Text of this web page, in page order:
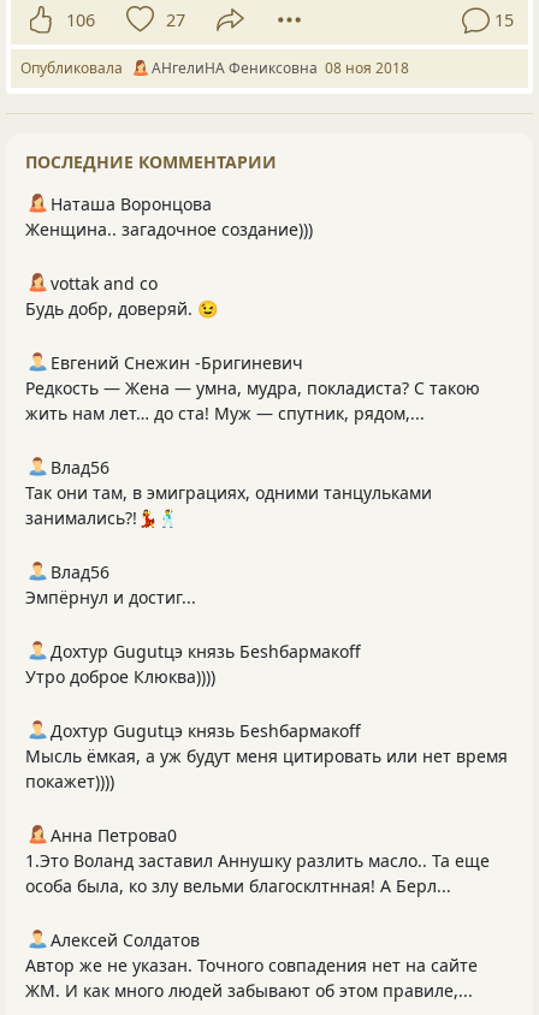
106 27 15
Опубликовала АНгелиНА Фениксовна 08 ноя 2018
ПОСЛЕДНИЕ КОММЕНТАРИИ
Наташа Воронцова
Женщина.. загадочное создание)))
vottak and co
Будь добр, доверяй. 😉
Евгений Снежин -Бригиневич
Редкость — Жена — умна, мудра, покладиста? С такою
жить нам лет… до ста! Муж — спутник, рядом,...
Влад56
Так они там, в эмиграциях, одними танцульками
занимались?!💃🕺
Влад56
Эмпёрнул и достиг...
Дохтур Gugutцэ князь Беshбармакоff
Утро доброе Клюква))))
Дохтур Gugutцэ князь Беshбармакоff
Мысль ёмкая, а уж будут меня цитировать или нет время
покажет))))
Анна Петрова0
1.Это Воланд заставил Аннушку разлить масло.. Та еще
особа была, ко злу вельми благосклтнная! А Берл...
Алексей Солдатов
Автор же не указан. Точного совпадения нет на сайте
ЖМ. И как много людей забывают об этом правиле,...